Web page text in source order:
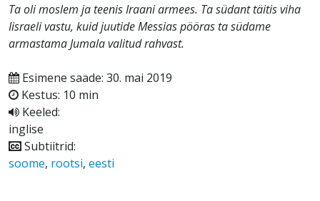
Ta oli moslem ja teenis Iraani armees. Ta südant täitis viha
Iisraeli vastu, kuid juutide Messias pööras ta südame
armastama Jumala valitud rahvast.
Esimene saade: 30. mai 2019
Kestus: 10 min
Keeled:
inglise
Subtiitrid:
soome, rootsi, eesti